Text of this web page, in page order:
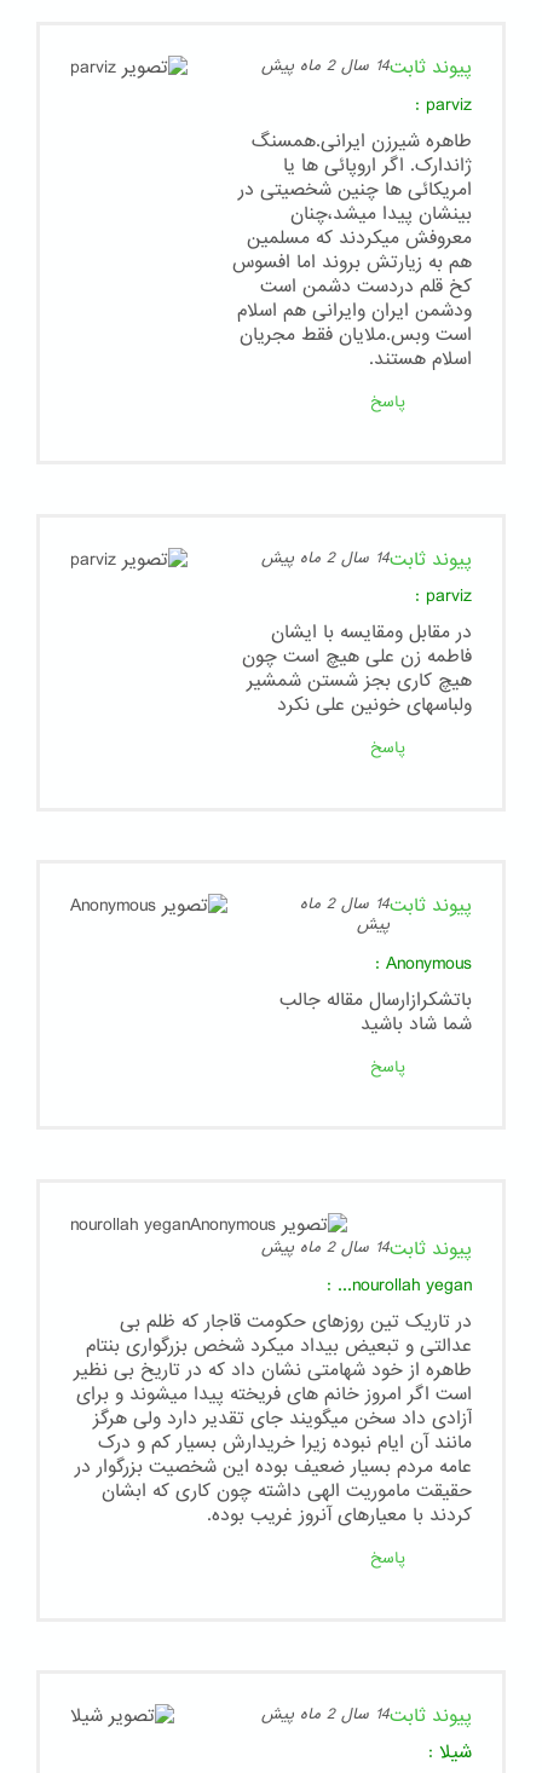
پیوند ثابت14 سال 2 ماه پیش
parviz
:
طاهره شیرزن ایرانی.همسنگ
ژاندارک. اگر اروپائی ها یا
امریکائی ها چنین شخصیتی در
بینشان پیدا میشد،چنان
معروفش میکردند که مسلمین
هم به زیارتش بروند اما افسوس
کخ قلم دردست دشمن است
ودشمن ایران وایرانی هم اسلام
است وبس.ملایان فقط مجریان
اسلام هستند.
پاسخ
پیوند ثابت14 سال 2 ماه پیش
parviz
:
در مقابل ومقایسه با ایشان
فاطمه زن علی هیچ است چون
هیچ کاری بجز شستن شمشیر
ولباسهای خونین علی نکرد
پاسخ
پیوند ثابت
14 سال 2 ماه
پیش
Anonymous
:
باتشکرازارسال مقاله جالب
شما شاد باشید
پاسخ
پیوند ثابت14 سال 2 ماه پیش
nourollah yegan...
:
در تاریک تین روزهای حکومت قاجار که ظلم بی
عدالتی و تبعیض بیداد میکرد شخص بزرگواری بنتام
طاهره از خود شهامتی نشان داد که در تاریخ بی نظیر
است اگر امروز خانم های فریخته پیدا میشوند و برای
آزادی داد سخن میگویند جای تقدیر دارد ولی هرگز
مانند آن ایام نبوده زیرا خریدارش بسیار کم و درک
عامه مردم بسیار ضعیف بوده این شخصیت بزرگوار در
حقیقت ماموریت الهی داشته چون کاری که ابشان
کردند با معیارهای آنروز غریب بوده.
پاسخ
پیوند ثابت14 سال 2 ماه پیش
شیلا :